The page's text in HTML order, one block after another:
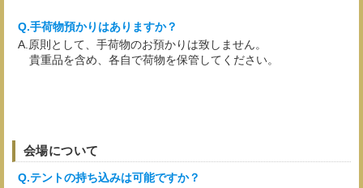
手荷物預かりはありますか？
原則として、手荷物のお預かりは致しません。
貴重品を含め、各自で荷物を保管してください。
会場について
テントの持ち込みは可能ですか？